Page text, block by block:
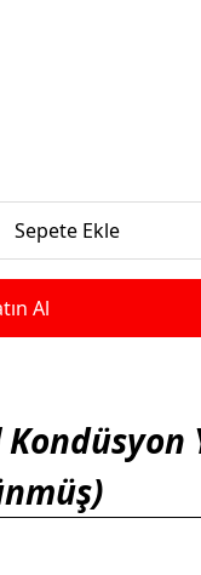
Sepete Ekle
Al